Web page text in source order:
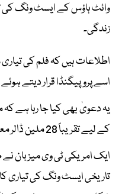
وائٹ ہاؤس کے ایسٹ ونگ کی
زندگی۔
اطلاعات ہیں کہ فلم کی
اسے پروپیگنڈا قرار دیتے
یہ دعویٰ بھی کیا جا رہا ہے
کے لیے تقریباً 28 ملین ڈالر معاوضہ لیا۔
ایک امریکی ٹی وی میزبان
تاریخی ایسٹ ونگ کی تیاری